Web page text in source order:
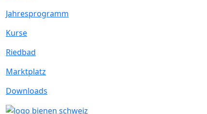
Jahresprogramm
Kurse
Riedbad
Marktplatz
Downloads